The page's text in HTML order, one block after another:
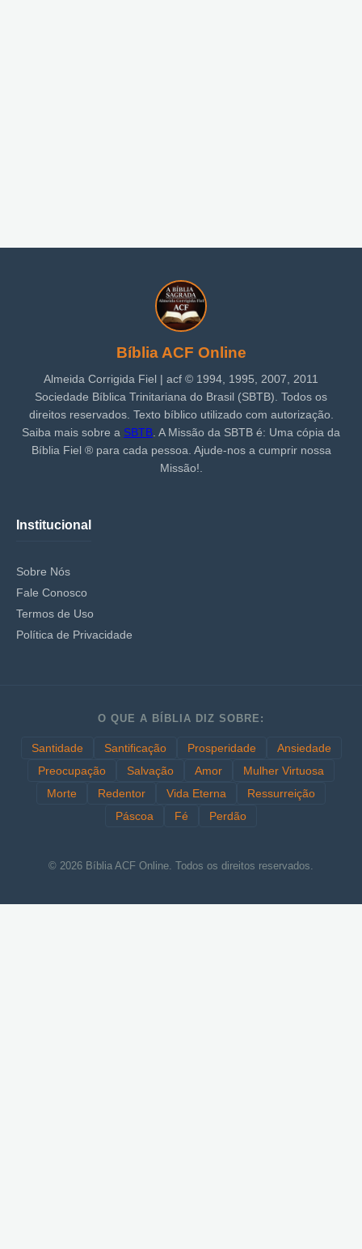
Bíblia ACF Online
Almeida Corrigida Fiel | acf ©️ 1994, 1995, 2007, 2011
Sociedade Bíblica Trinitariana do Brasil (SBTB). Todos os
direitos reservados. Texto bíblico utilizado com autorização.
Saiba mais sobre a SBTB . A Missão da SBTB é: Uma cópia da
Bíblia Fiel ®️ para cada pessoa. Ajude-nos a cumprir nossa
Missão!.
Institucional
Sobre Nós
Fale Conosco
Termos de Uso
Política de Privacidade
O QUE A BÍBLIA DIZ SOBRE:
Santidade Santificação Prosperidade
Ansiedade
Preocupação
Salvação Amor
Mulher Virtuosa
Morte
Redentor Vida Eterna
Ressurreição
Páscoa
Fé Perdão
© 2026 Bíblia ACF Online. Todos os direitos reservados.